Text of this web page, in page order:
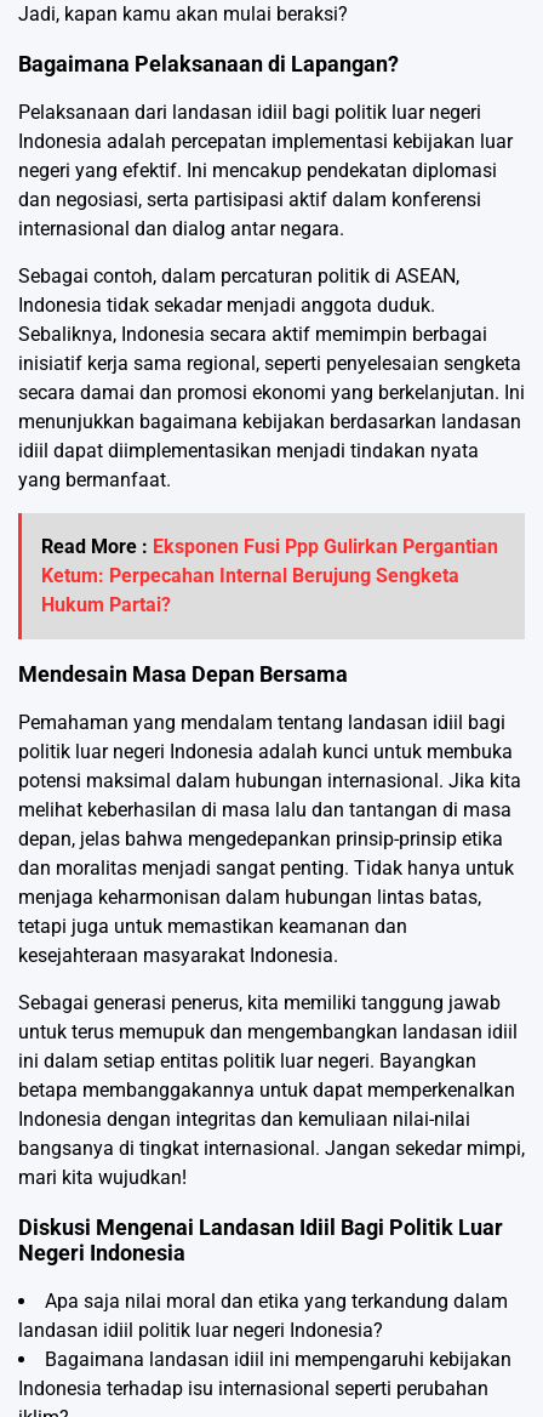
Jadi, kapan kamu akan mulai beraksi?
Bagaimana Pelaksanaan di Lapangan?
Pelaksanaan dari landasan idiil bagi politik luar negeri
Indonesia adalah percepatan implementasi kebijakan luar
negeri yang efektif. Ini mencakup pendekatan diplomasi
dan negosiasi, serta partisipasi aktif dalam konferensi
internasional dan dialog antar negara.
Sebagai contoh, dalam percaturan politik di ASEAN,
Indonesia tidak sekadar menjadi anggota duduk.
Sebaliknya, Indonesia secara aktif memimpin berbagai
inisiatif kerja sama regional, seperti penyelesaian sengketa
secara damai dan promosi ekonomi yang berkelanjutan. Ini
menunjukkan bagaimana kebijakan berdasarkan landasan
idiil dapat diimplementasikan menjadi tindakan nyata
yang bermanfaat.
Read More : Eksponen Fusi Ppp Gulirkan Pergantian
Ketum: Perpecahan Internal Berujung Sengketa
Hukum Partai?
Mendesain Masa Depan Bersama
Pemahaman yang mendalam tentang landasan idiil bagi
politik luar negeri Indonesia adalah kunci untuk membuka
potensi maksimal dalam hubungan internasional. Jika kita
melihat keberhasilan di masa lalu dan tantangan di masa
depan, jelas bahwa mengedepankan prinsip-prinsip etika
dan moralitas menjadi sangat penting. Tidak hanya untuk
menjaga keharmonisan dalam hubungan lintas batas,
tetapi juga untuk memastikan keamanan dan
kesejahteraan masyarakat Indonesia.
Sebagai generasi penerus, kita memiliki tanggung jawab
untuk terus memupuk dan mengembangkan landasan idiil
ini dalam setiap entitas politik luar negeri. Bayangkan
betapa membanggakannya untuk dapat memperkenalkan
Indonesia dengan integritas dan kemuliaan nilai-nilai
bangsanya di tingkat internasional. Jangan sekedar mimpi,
mari kita wujudkan!
Diskusi Mengenai Landasan Idiil Bagi Politik Luar
Negeri Indonesia
Apa saja nilai moral dan etika yang terkandung dalam
landasan idiil politik luar negeri Indonesia?
Bagaimana landasan idiil ini mempengaruhi kebijakan
Indonesia terhadap isu internasional seperti perubahan